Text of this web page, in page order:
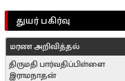
துயர் பகிர்வு
மரண அறிவித்தல்
திருமதி பார்வதிப்பிள்ளை
இராமநாதன்